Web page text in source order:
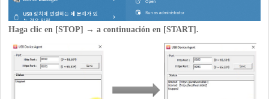
Haga clic en [STOP] → a continuación en [START].